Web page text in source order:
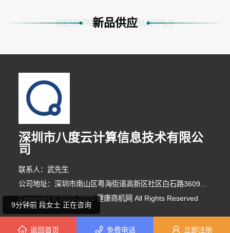
新品供应
NEW PRODUCT SUPPLY
深圳市八度云计算信息技术有限公
司
联系人：武先生
Copyright © 2010-2020 健康商机网 All Rights Reserved
5分钟前 李女士 正在咨询
2分钟前 朱女士 正在咨询
1分钟前 潘先生 正在咨询
9分钟前 段女士 正在咨询
4分钟前 马先生 正在咨询
返回首页 免费电话 立即注册